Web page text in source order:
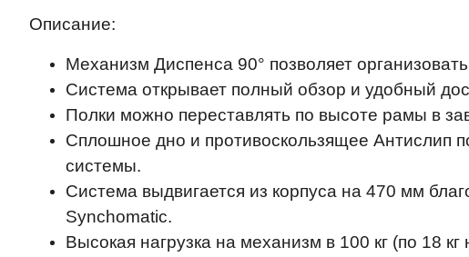
Описание:
Механизм Диспенса 90° позволяет
Система открывает полный обзор и удобный
Полки можно переставлять по высоте рамы в
Сплошное дно и противоскользящее Антислип
системы.
Система выдвигается из корпуса на 470 мм
Synchomatic.
Высокая нагрузка на механизм в 100 кг (по 18